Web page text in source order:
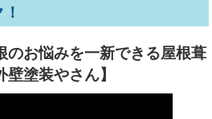
のお悩みを一新できる屋根葺
塗装やさん】